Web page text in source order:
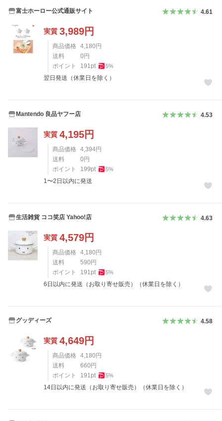
富士ホーロー公式通販サイト 4.61
実質 3,989円
商品価格 4,180円
送料
0円
ポイント
191 pt 5%
翌日発送（休業日を除く）
Mantendo 良品ヤフー店 4.53
実質 4,195円
商品価格 4,394円
送料
0円
ポイント
199pt 5%
1〜2日以内に発送
生活雑貨 ココ笑店 Yahoo!店 4.63
実質 4,579円
商品価格 4,180円
送料
590円
ポイント
191 pt 5%
6日以内に発送（お取り寄せ販売）（休業日を除く）
グッディーズ 4.58
実質 4,649円
商品価格 4,180円
送料
660円
ポイント
191 pt 5%
14日以内に発送（お取り寄せ販売）（休業日を除く）